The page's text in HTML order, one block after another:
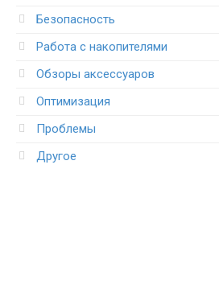
Безопасность
Работа с накопителями
Обзоры аксессуаров
Оптимизация
Проблемы
Другое